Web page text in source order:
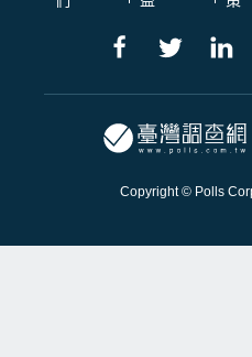
Copyright © Polls